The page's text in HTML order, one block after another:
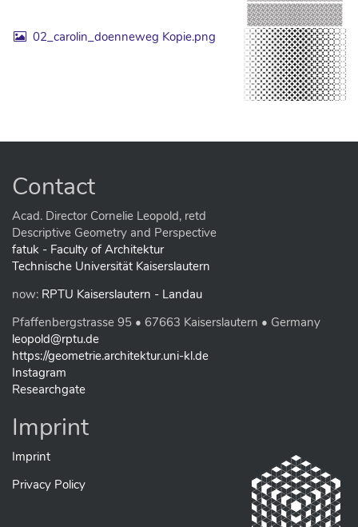
02_carolin_doenneweg Kopie.png
Contact
Acad. Director Cornelie Leopold, retd
Descriptive Geometry and Perspective
fatuk - Faculty of Architektur
Technische Universität Kaiserslautern
now: RPTU Kaiserslautern - Landau
Pfaffenbergstrasse 95 • 67663 Kaiserslautern • Germany
leopold@rptu.de
https://geometrie.architektur.uni-kl.de
Instagram
Researchgate
Imprint
Imprint
Privacy Policy